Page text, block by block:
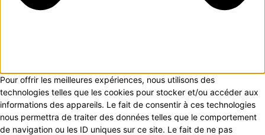
Pour offrir les meilleures expériences, nous utilisons des
technologies telles que les cookies pour stocker et/ou accéder aux
informations des appareils. Le fait de consentir à ces technologies
nous permettra de traiter des données telles que le comportement
de navigation ou les ID uniques sur ce site. Le fait de ne pas